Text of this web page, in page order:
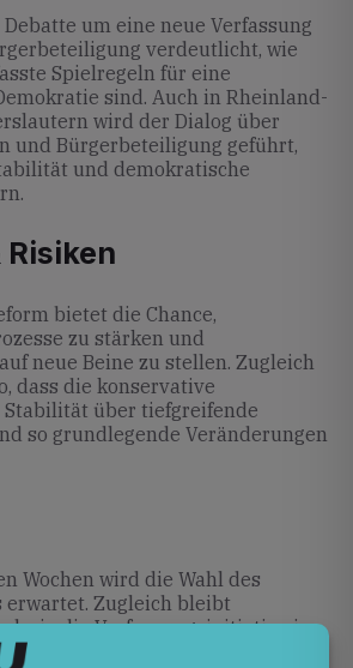
um eine neue Verfassung
verdeutlicht, wie
Spielregeln für eine
sind. Auch in Rheinland-
wird der Dialog über
und Bürgerbeteiligung geführt,
und demokratische
Risiken
bietet die Chance,
zu stärken und
neue Beine zu stellen. Zugleich
dass die konservative
über tiefgreifende
so grundlegende Veränderungen
Wochen wird die Wahl des
Zugleich bleibt
wie die Verfassungsinitiative in
umgesetzt wird. Die